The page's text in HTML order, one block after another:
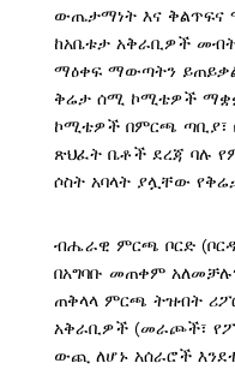
ውጤታማነት እና ቅልጥፍና
ከአቤቱታ አቅራቢዎች መብት
ማዕቀፍ ማውጣትን
ቅሬታ ሰሚ ኮሚቴዎች
ኮሚቴዎች በምርጫ ጣቢያ፣
ጽህፈት ቤቶች ደረጃ ባሉ
ሶስት አባላት ያሏቸው
ብሔራዊ ምርጫ ቦርድ
በአግባቡ መጠቀም
ጠቅላላ ምርጫ ትዝብት
አቅራቢዎች (መራጮች፣
ውጪ ለሆኑ አሰራሮች